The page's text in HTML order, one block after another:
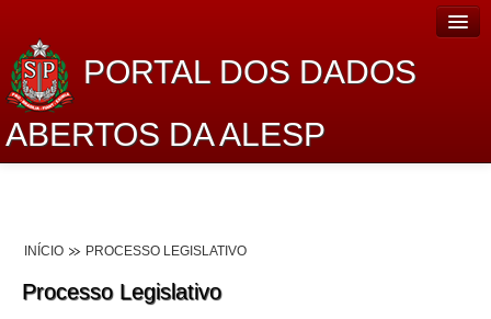
PORTAL DOS DADOS
ABERTOS DA ALESP
Lei de Acesso à Informação
INÍCIO PROCESSO LEGISLATIVO
Processo Legislativo